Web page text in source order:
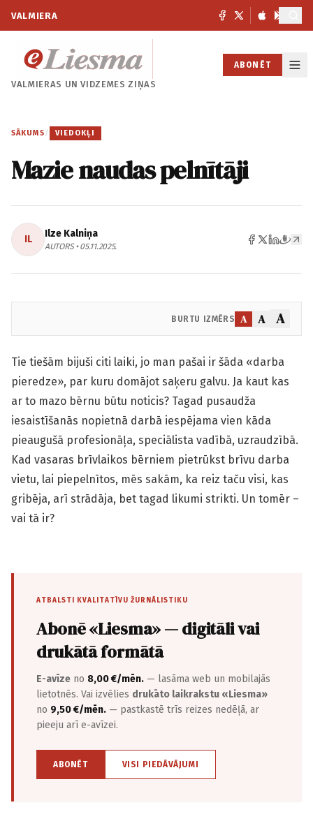
VALMIERA
VALMIERAS UNVIDZEMES ZIŅAS
ABONĒT
SĀKUMS / VIEDOKĻI
Mazie naudas pelnītāji
IL Ilze Kalniņa
AUTORS • 05.11.2025.
BURTU IZMĒRS A A A
Tie tiešām bijuši citi laiki, jo man pašai ir šāda «darba
pieredze», par kuru domājot saķeru galvu. Ja kaut kas
ar to mazo bērnu būtu noticis? Tagad pusaudža
iesaistīšanās nopietnā darbā iespējama vien kāda
pieaugušā profesionāļa, speciālista vadībā, uzraudzībā.
Kad vasaras brīvlaikos bērniem pietrūkst brīvu darba
vietu, lai piepelnītos, mēs sakām, ka reiz taču visi, kas
gribēja, arī strādāja, bet tagad likumi strikti. Un tomēr –
vai tā ir?
ATBALSTI KVALITATĪVU ŽURNĀLISTIKU
Abonē «Liesma» — digitāli vai
drukātā formātā
E-avīze no 8,00 €/mēn. — lasāma web un mobilajās
lietotnēs. Vai izvēlies drukāto laikrakstu «Liesma»
no 9,50 €/mēn. — pastkastē trīs reizes nedēļā, ar
pieeju arī e-avīzei.
ABONĒT VISI PIEDĀVĀJUMI